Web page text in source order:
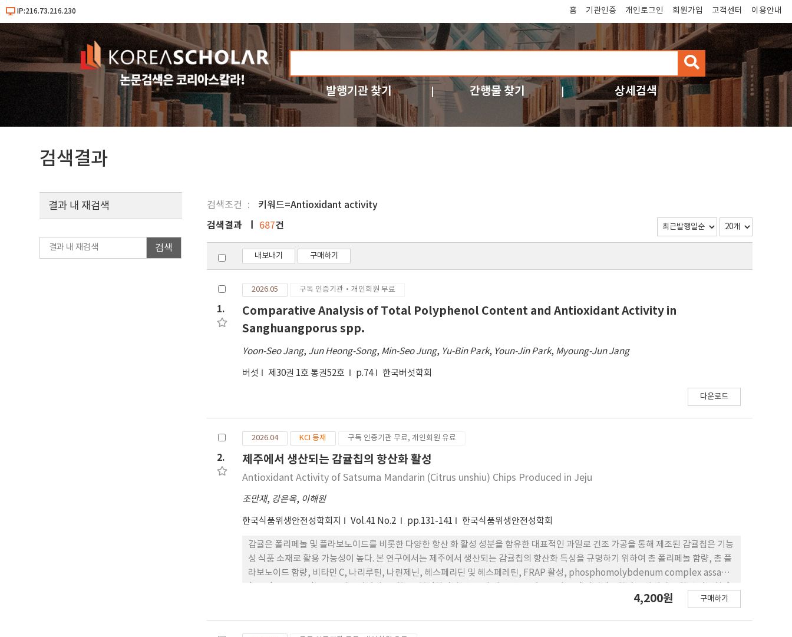
IP:216.73.216.230 홈 기관인증 개인로그인 회원가입 고객센터 이용안내
검
색
발행기관 찾기 간행물 찾기 상세검색
검색결과
검색조건 키워드=Antioxidant activity
결과 내 재검색
검색
검색결과 687건
내보내기 구매하기
1.
2026.05 구독 인증기관·개인회원 무료
Comparative Analysis of Total Polyphenol Content and Antioxidant Activity in
Sanghuangporus spp.
Yoon-Seo Jang, Jun Heong-Song, Min-Seo Jung, Yu-Bin Park, Youn-Jin Park, Myoung-Jun Jang
버섯 제30권 1호 통권52호 p.74 한국버섯학회
다운로드
2.
2026.04 KCI 등재 구독 인증기관 무료, 개인회원 유료
제주에서 생산되는 감귤칩의 항산화 활성
Antioxidant Activity of Satsuma Mandarin (Citrus unshiu) Chips Produced in Jeju
조만재, 강은옥, 이해원
한국식품위생안전성학회지 Vol.41 No.2 pp.131-141 한국식품위생안전성학회
감귤은 폴리페놀 및 플라보노이드를 비롯한 다양한 항산 화 활성 성분을 함유한 대표적인 과일로 건조 가공을 통해 제조된 감귤칩은 기능
성 식품 소재로 활용 가능성이 높다. 본 연구에서는 제주에서 생산되는 감귤칩의 항산화 특성을 규명하기 위하여 총 폴리페놀 함량, 총 플
라보노이드 함량, 비타민 C, 나리루틴, 나린제닌, 헤스페리딘 및 헤스페레틴, FRAP 활성, phosphomolybdenum complex assay
서는 각각 699.45-928.06 mg GAE/100 g, 546.67- 807.79 mg QE/100 g, 107.01-169.54mg/100 g으로 나타났고, 과피가 제거된 감귤
4,200원 구매하기